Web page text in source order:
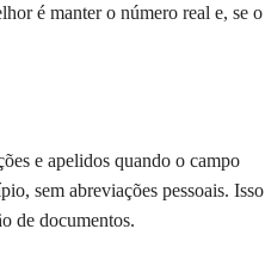
é manter o número real e, se o
e apelidos quando o campo
sem abreviações pessoais. Isso
de documentos.